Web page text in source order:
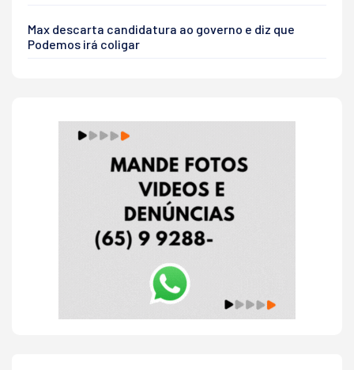
Max descarta candidatura ao governo e diz que
Podemos irá coligar